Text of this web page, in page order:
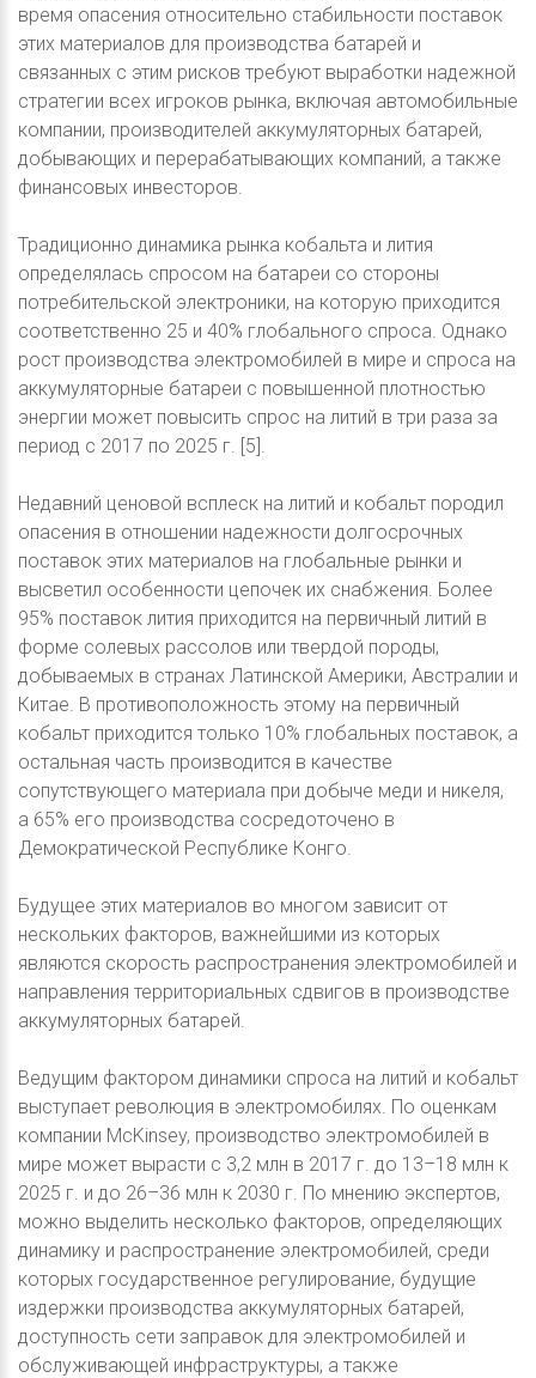
время опасения относительно стабильности поставок
этих материалов для производства батарей и
связанных с этим рисков требуют выработки надежной
стратегии всех игроков рынка, включая автомобильные
компании, производителей аккумуляторных батарей,
добывающих и перерабатывающих компаний, а также
финансовых инвесторов.
Традиционно динамика рынка кобальта и лития
определялась спросом на батареи со стороны
потребительской электроники, на которую приходится
соответственно 25 и 40% глобального спроса. Однако
рост производства электромобилей в мире и спроса на
аккумуляторные батареи с повышенной плотностью
энергии может повысить спрос на литий в три раза за
период с 2017 по 2025 г. [5].
Недавний ценовой всплеск на литий и кобальт породил
опасения в отношении надежности долгосрочных
поставок этих материалов на глобальные рынки и
высветил особенности цепочек их снабжения. Более
95% поставок лития приходится на первичный литий в
форме солевых рассолов или твердой породы,
добываемых в странах Латинской Америки, Австралии и
Китае. В противоположность этому на первичный
кобальт приходится только 10% глобальных поставок, а
остальная часть производится в качестве
сопутствующего материала при добыче меди и никеля,
а 65% его производства сосредоточено в
Демократической Республике Конго.
Будущее этих материалов во многом зависит от
нескольких факторов, важнейшими из которых
являются скорость распространения электромобилей и
направления территориальных сдвигов в производстве
аккумуляторных батарей.
Ведущим фактором динамики спроса на литий и кобальт
выступает революция в электромобилях. По оценкам
компании McKinsey, производство электромобилей в
мире может вырасти с 3,2 млн в 2017 г. до 13–18 млн к
2025 г. и до 26–36 млн к 2030 г. По мнению экспертов,
можно выделить несколько факторов, определяющих
динамику и распространение электромобилей, среди
которых государственное регулирование, будущие
издержки производства аккумуляторных батарей,
доступность сети заправок для электромобилей и
обслуживающей инфраструктуры, а также